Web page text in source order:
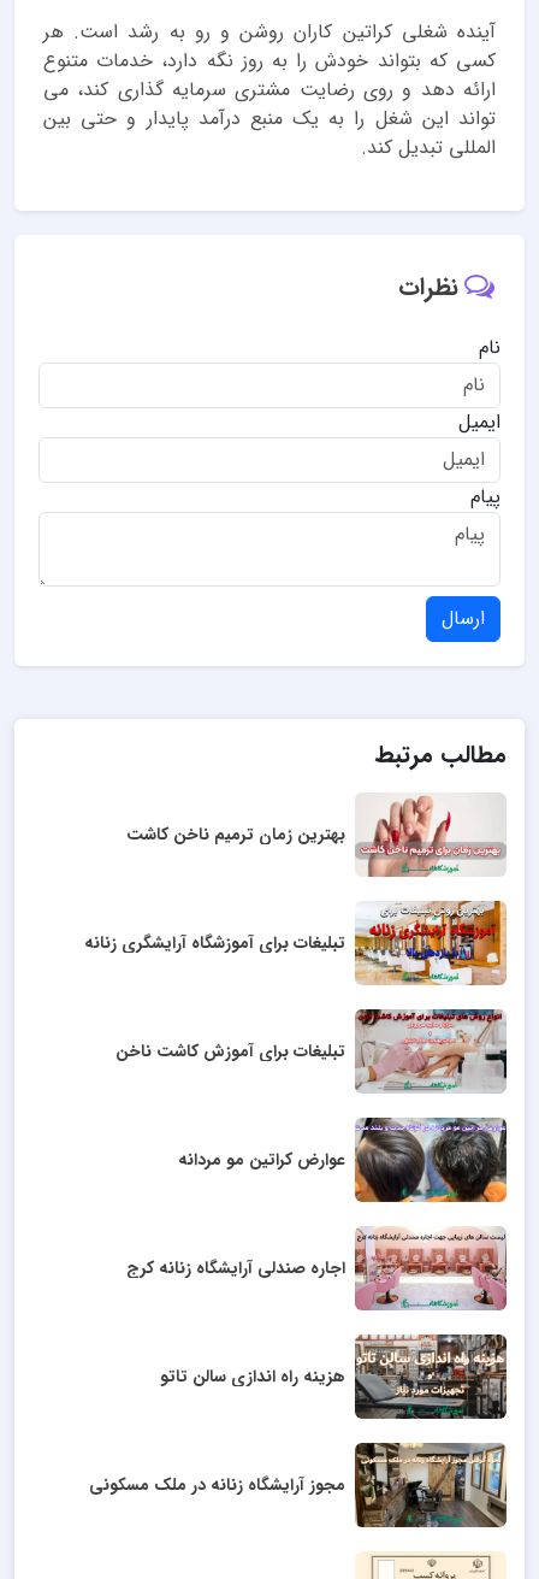
آینده شغلی کراتین کاران روشن و رو به رشد است. هر
کسی که بتواند خودش را به روز نگه دارد، خدمات متنوع
ارائه دهد و روی رضایت مشتری سرمایه گذاری کند، می
تواند این شغل را به یک منبع درآمد پایدار و حتی بین
المللی تبدیل کند.
نظرات
نام
ایمیل
پیام
ارسال
مطالب مرتبط
بهترین زمان ترمیم ناخن کاشت
تبلیغات برای آموزشگاه آرایشگری زنانه
تبلیغات برای آموزش کاشت ناخن
عوارض کراتین مو مردانه
اجاره صندلی آرایشگاه زنانه کرج
هزینه راه اندازی سالن تاتو
مجوز آرایشگاه زنانه در ملک مسکونی